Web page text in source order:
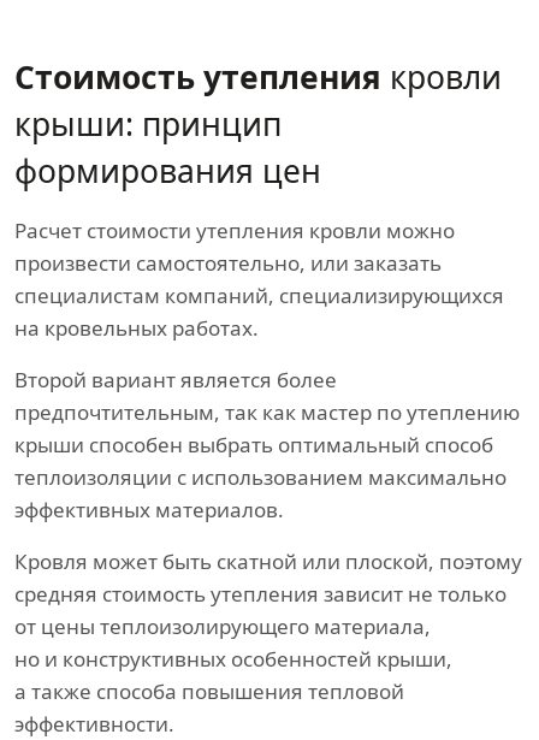
Стоимость утепления кровли
крыши: принцип
формирования цен
Расчет стоимости утепления кровли можно
произвести самостоятельно, или заказать
специалистам компаний, специализирующихся
на кровельных работах.
Второй вариант является более
предпочтительным, так как мастер по утеплению
крыши способен выбрать оптимальный способ
теплоизоляции с использованием максимально
эффективных материалов.
Кровля может быть скатной или плоской, поэтому
средняя стоимость утепления зависит не только
от цены теплоизолирующего материала,
но и конструктивных особенностей крыши,
а также способа повышения тепловой
эффективности.